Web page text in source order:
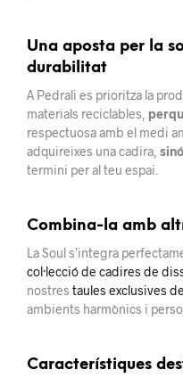
Una aposta per la
durabilitat
A Pedrali es prioritza la
materials reciclables,
respectuosa amb el medi
adquireixes una cadira,
termini per al teu espai.
Combina-la amb
La Soul s’integra
col·lecció de cadires de
nostres taules exclusives
ambients harmònics i
Característiques